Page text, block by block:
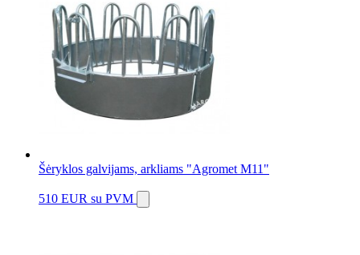
Šėryklos galvijams, arkliams "Agromet M11"
510 EUR su PVM